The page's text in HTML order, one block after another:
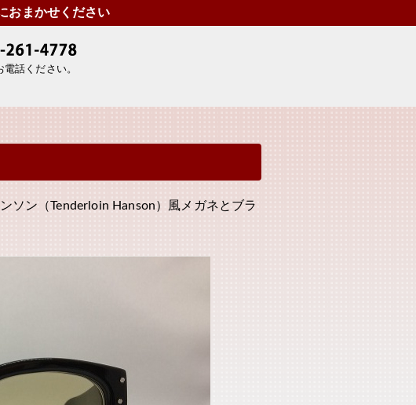
おまかせください
話ください。
ソン（Tenderloin Hanson）風メガネとブラ